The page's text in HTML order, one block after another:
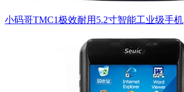
小码哥TMC1极效耐用5.2寸智能工业级手机